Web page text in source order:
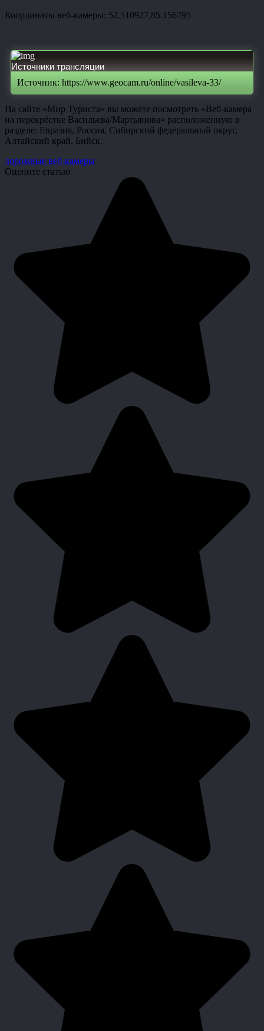
Координаты веб-камеры: 52.510927,85.156795
Источники трансляции
Источник: https://www.geocam.ru/online/vasileva-33/
На сайте «Мир Туриста» вы можете посмотреть «Веб-камера
на перекрёстке Васильева/Мартьянова» расположенную в
разделе: Евразия, Россия, Сибирский федеральный округ,
Алтайский край, Бийск.
дорожные веб-камеры
Оцените статью